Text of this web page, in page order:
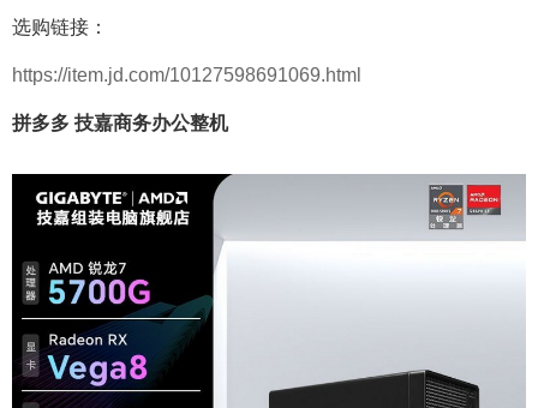
选购链接：
https://item.jd.com/10127598691069.html
拼多多 技嘉商务办公整机